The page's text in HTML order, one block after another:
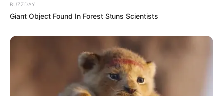
14 JOUE CONTRE JOUE
15 GALOP DU LARGE
BUZZDAY
Giant Object Found In Forest Stuns Scientists